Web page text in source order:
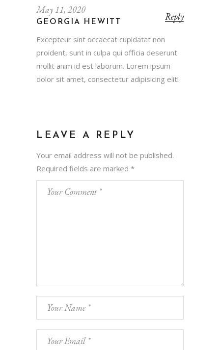
Reply
May 11, 2020
GEORGIA HEWITT
Excepteur sint occaecat cupidatat non
proident, sunt in culpa qui officia deserunt
mollit anim id est laborum. Lorem ipsum
dolor sit amet, consectetur adipisicing elit!
LEAVE A REPLY
Your email address will not be published.
Required fields are marked *